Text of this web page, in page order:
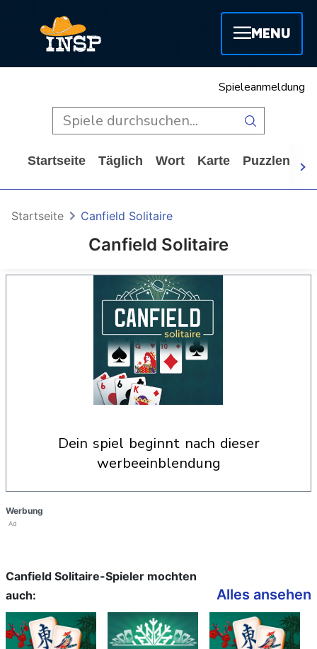
MENU
Spieleanmeldung
Startseite Täglich Wort Karte Puzzlen
Canfield Solitaire
Startseite Canfield Solitaire
dein spiel beginnt nach dieser
werbeeinblendung
Werbung
Ad
Canfield Solitaire-Spieler mochten
auch:
Alles ansehen